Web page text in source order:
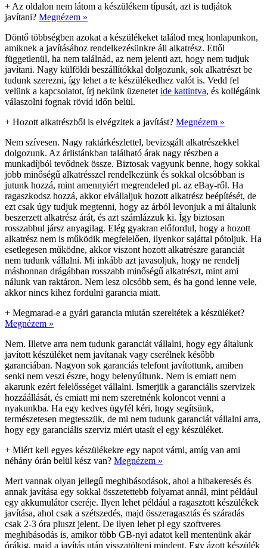
+ Az oldalon nem látom a készülékem típusát, azt is tudjátok
javítani? Megnézem »
Döntő többségben azokat a készülékeket találod meg honlapunkon,
amiknek a javításához rendelkezésünkre áll alkatrész. Ettől
függetlenül, ha nem találnád, az nem jelenti azt, hogy nem tudjuk
javítani. Nagy külföldi beszállítókkal dolgozunk, sok alkatrészt be
tudunk szerezni, így lehet a te készülékedhez valót is. Vedd fel
velünk a kapcsolatot, írj nekünk üzenetet ide kattintva, és kollégáink
válaszolni fognak rövid időn belül.
+ Hozott alkatrészből is elvégzitek a javítást? Megnézem »
Nem szívesen. Nagy raktárkészlettel, bevizsgált alkatrészekkel
dolgozunk. Az árlistánkban található árak nagy részben a
munkadíjból tevődnek össze. Biztosak vagyunk benne, hogy sokkal
jobb minőségű alkatrésszel rendelkezünk és sokkal olcsóbban is
jutunk hozzá, mint amennyiért megrendeled pl. az eBay-ről. Ha
ragaszkodsz hozzá, akkor elvállaljuk hozott alkatrész beépítését, de
ezt csak úgy tudjuk megtenni, hogy az árból levonjuk a mi általunk
beszerzett alkatrész árát, és azt számlázzuk ki. Így biztosan
rosszabbul jársz anyagilag. Elég gyakran előfordul, hogy a hozott
alkatrész nem is működik megfelelően, ilyenkor sajáttal pótoljuk. Ha
esetlegesen működne, akkor viszont hozott alkatrészre garanciát
nem tudunk vállalni. Mi inkább azt javasoljuk, hogy ne rendelj
máshonnan drágábban rosszabb minőségű alkatrészt, mint ami
nálunk van raktáron. Nem lesz olcsóbb sem, és ha gond lenne vele,
akkor nincs kihez fordulni garancia miatt.
+ Megmarad-e a gyári garancia miután szereltétek a készüléket?
Megnézem »
Nem. Illetve arra nem tudunk garanciát vállalni, hogy egy általunk
javított készüléket nem javítanak vagy cserélnek később
garanciában. Nagyon sok garanciás telefont javítottunk, amiben
senki nem veszi észre, hogy belenyúltunk. Nem is emiatt nem
akarunk ezért felelősséget vállalni. Ismerjük a garanciális szervizek
hozzáállását, és emiatt mi nem szeretnénk koloncot venni a
nyakunkba. Ha egy kedves ügyfél kéri, hogy segítsünk,
természetesen megtesszük, de mi nem tudunk garanciát vállalni arra,
hogy egy garanciális szerviz miért utasít el egy készüléket.
+ Miért kell egyes készülékekre egy napot várni, amíg van ami
néhány órán belül kész van? Megnézem »
Mert vannak olyan jellegű meghibásodások, ahol a hibakeresés és
annak javítása egy sokkal összetettebb folyamat annál, mint például
egy akkumulátor cseréje. Ilyen lehet például a ragasztott készülékek
javítása, ahol csak a szétszedés, majd összeragasztás és száradás
csak 2-3 óra pluszt jelent. De ilyen lehet pl egy szoftveres
meghibásodás is, amikor több GB-nyi adatot kell mentenünk akár
órákig, majd a javítás után visszatölteni mindent. Egy ázott készülék